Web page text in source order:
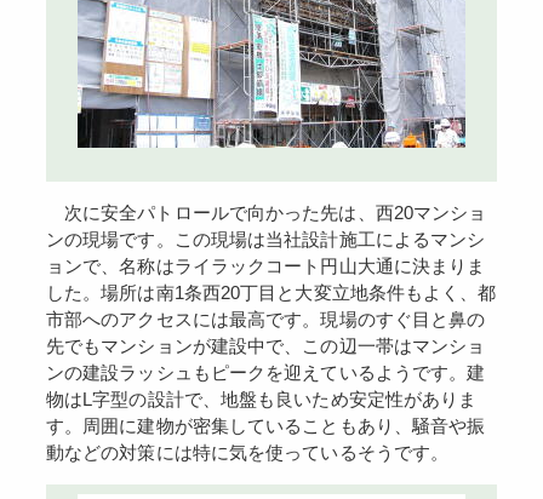
次に安全パトロールで向かった先は、西20マンショ
ンの現場です。この現場は当社設計施工によるマンシ
ョンで、名称はライラックコート円山大通に決まりま
した。場所は南1条西20丁目と大変立地条件もよく、都
市部へのアクセスには最高です。現場のすぐ目と鼻の
先でもマンションが建設中で、この辺一帯はマンショ
ンの建設ラッシュもピークを迎えているようです。建
物はL字型の設計で、地盤も良いため安定性がありま
す。周囲に建物が密集していることもあり、騒音や振
動などの対策には特に気を使っているそうです。